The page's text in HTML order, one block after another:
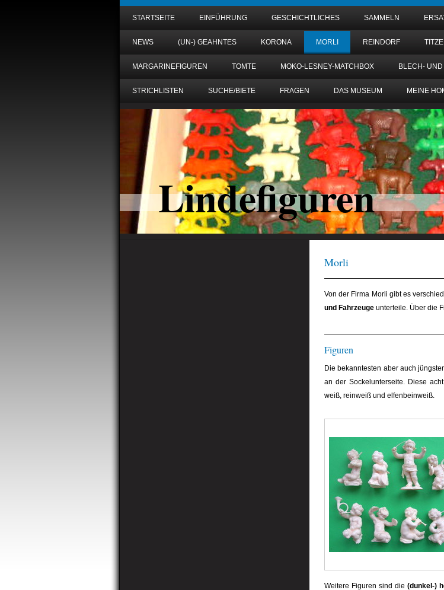
STARTSEITE EINFÜHRUNG GESCHICHTLICHES SAMMELN
NEWS (UN-) GEAHNTES KORONA MORLI REINDORF TITZE
MARGARINEFIGUREN TOMTE MOKO-LESNEY-MATCHBOX BLECH-
STRICHLISTEN SUCHE/BIETE FRAGEN DAS MUSEUM MEINE
Lindefiguren
Morli
Von der Firma Morli gibt es
und Fahrzeuge unterteile. Über die
Figuren
Die bekanntesten aber auch
an der Sockelunterseite. Diese
weiß, reinweiß und elfenbeinweiß.
Weitere Figuren sind die (dunkel-)